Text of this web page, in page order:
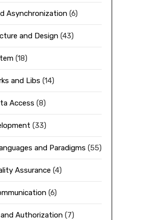
Asynchronization(6)
and Design(43)
(18)
and Libs (14)
Access (8)
(33)
and Paradigms (55)
Assurance (4)
(6)
Authorization(7)